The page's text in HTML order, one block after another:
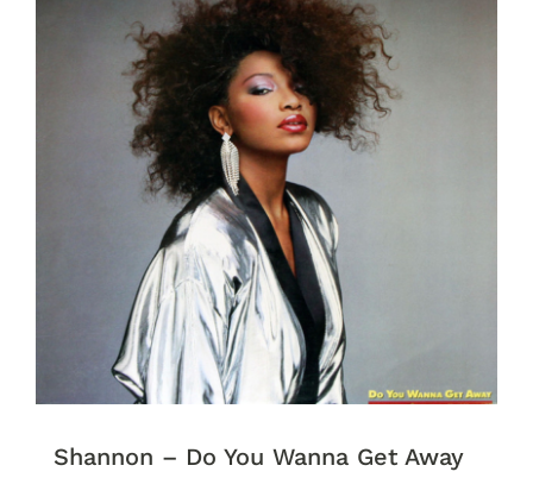
Shannon – Do You Wanna Get Away